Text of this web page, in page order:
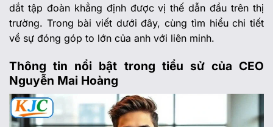
dắt tập đoàn khẳng định được vị thế dẫn đầu trên thị
trường. Trong bài viết dưới đây, cùng tìm hiểu chi tiết
về sự đóng góp to lớn của anh với liên minh.
Thông tin nổi bật trong tiểu sử của CEO
Nguyễn Mai Hoàng